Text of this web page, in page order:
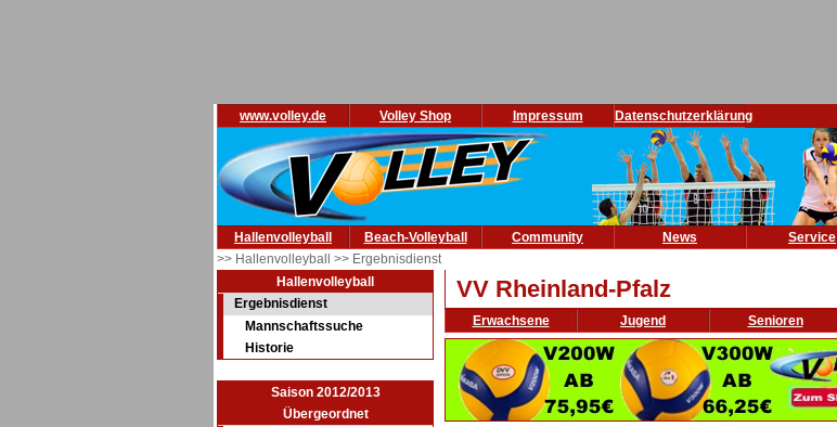
www.volley.de Volley Shop Impressum Datenschutzerklärung
Hallenvolleyball Beach-Volleyball Community News
Service
>> Hallenvolleyball >> Ergebnisdienst
Hallenvolleyball
Ergebnisdienst
Mannschaftssuche
Historie
Saison 2012/2013
Übergeordnet
VV Rheinland-Pfalz
Erwachsene Jugend Senioren